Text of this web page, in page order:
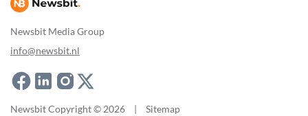
Newsbit Media Group
info@newsbit.nl
Newsbit Copyright © 2026 | Sitemap